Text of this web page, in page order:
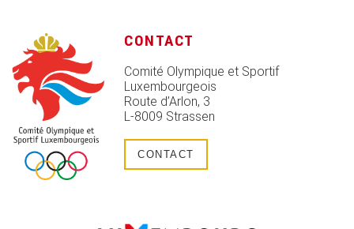
CONTACT
Comité Olympique et Sportif
Luxembourgeois
Route d’Arlon, 3
L-8009 Strassen
CONTACT